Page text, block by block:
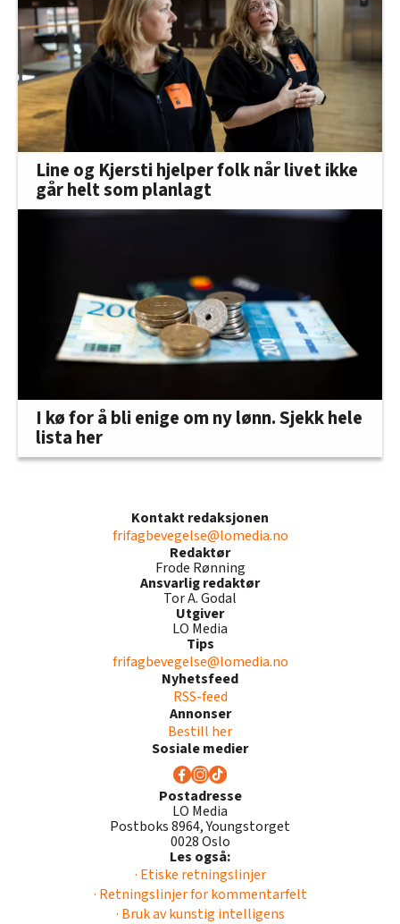
Line og Kjersti hjelper folk når livet ikke
går helt som planlagt
I kø for å bli enige om ny lønn. Sjekk hele
lista her
Kontakt redaksjonen
frifagbevegelse@lomedia.no
Redaktør
Frode Rønning
Ansvarlig redaktør
Tor A. Godal
Utgiver
LO Media
Tips
frifagbevegelse@lomedia.no
Nyhetsfeed
RSS-feed
Annonser
Bestill her
Sosiale medier
Postadresse
LO Media
Postboks 8964, Youngstorget
0028 Oslo
Les også:
· Etiske retningslinjer
· Retningslinjer for kommentarfelt
· Bruk av kunstig intelligens